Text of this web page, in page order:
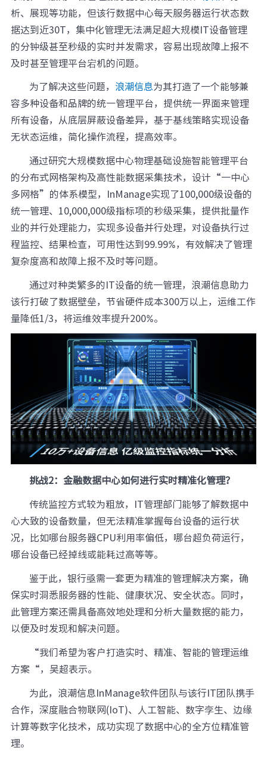
析、展现等功能，但该行数据中心每天服务器运行状态数
据达到近30T，集中化管理无法满足超大规模IT设备管理
的分钟级甚至秒级的实时并发需求，容易出现故障上报不
及时甚至管理平台宕机的问题。
为了解决这些问题， 浪潮信息为其打造了一个能够兼
容多种设备和品牌的统一管理平台，提供统一界面来管理
所有设备，从底层屏蔽设备差异，基于基线策略实现设备
无状态运维，简化操作流程，提高效率。
通过研究大规模数据中心物理基础设施智能管理平台
的分布式网格架构及高性能数据采集技术，设计“一中心
多网格”的体系模型，InManage实现了100,000级设备的
统一管理、10,000,000级指标项的秒级采集，提供批量作
业的并行处理能力，实现多设备并行处理，对设备执行过
程监控、结果检查，可用性达到99.99%，有效解决了管理
复杂度高和故障上报不及时等问题。
通过对种类繁多的IT设备的统一管理，浪潮信息助力
该行打破了数据壁垒，节省硬件成本300万以上，运维工作
量降低1/3，将运维效率提升200%。
挑战2： 金融数据中心如何进行实时精准化管理？
传统监控方式较为粗放，IT管理部门能够了解数据中
心大致的设备数量，但无法精准掌握每台设备的运行状
况，比如哪台服务器CPU利用率偏低，哪台超负荷运行，
哪台设备已经掉线或能耗过高等等。
鉴于此，银行亟需一套更为精准的管理解决方案，确
保实时洞悉服务器的性能、健康状况、安全状态。同时，
此管理方案还需具备高效地处理和分析大量数据的能力，
以便及时发现和解决问题。
“我们希望为客户打造实时、精准、智能的管理运维
方案“，吴超表示。
为此，浪潮信息InManage软件团队与该行IT团队携手
合作，深度融合物联网(IoT)、人工智能、数字孪生、边缘
计算等数字化技术，成功实现了数据中心的全方位精准管
理。